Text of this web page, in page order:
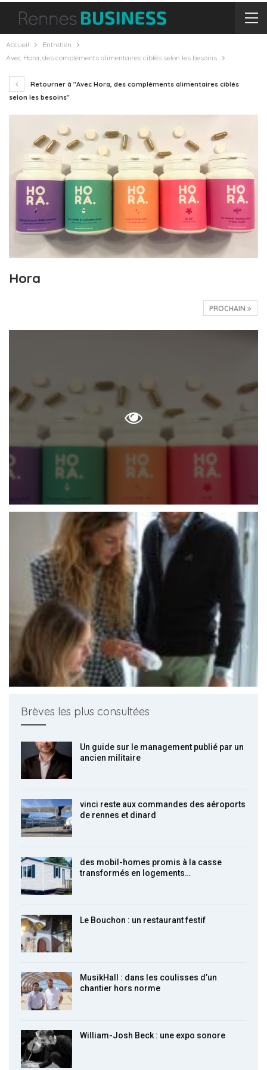
Accueil
Entretien
Avec Hora, des compléments alimentaires ciblés selon les besoins
Retourner à "Avec Hora, des compléments alimentaires ciblés
selon les besoins"
Hora
PROCHAIN
Brèves les plus consultées
Un guide sur le management publié par un
ancien militaire
vinci reste aux commandes des aéroports
de rennes et dinard
des mobil-homes promis à la casse
transformés en logements…
Le Bouchon : un restaurant festif
MusikHall : dans les coulisses d’un
chantier hors norme
William-Josh Beck : une expo sonore